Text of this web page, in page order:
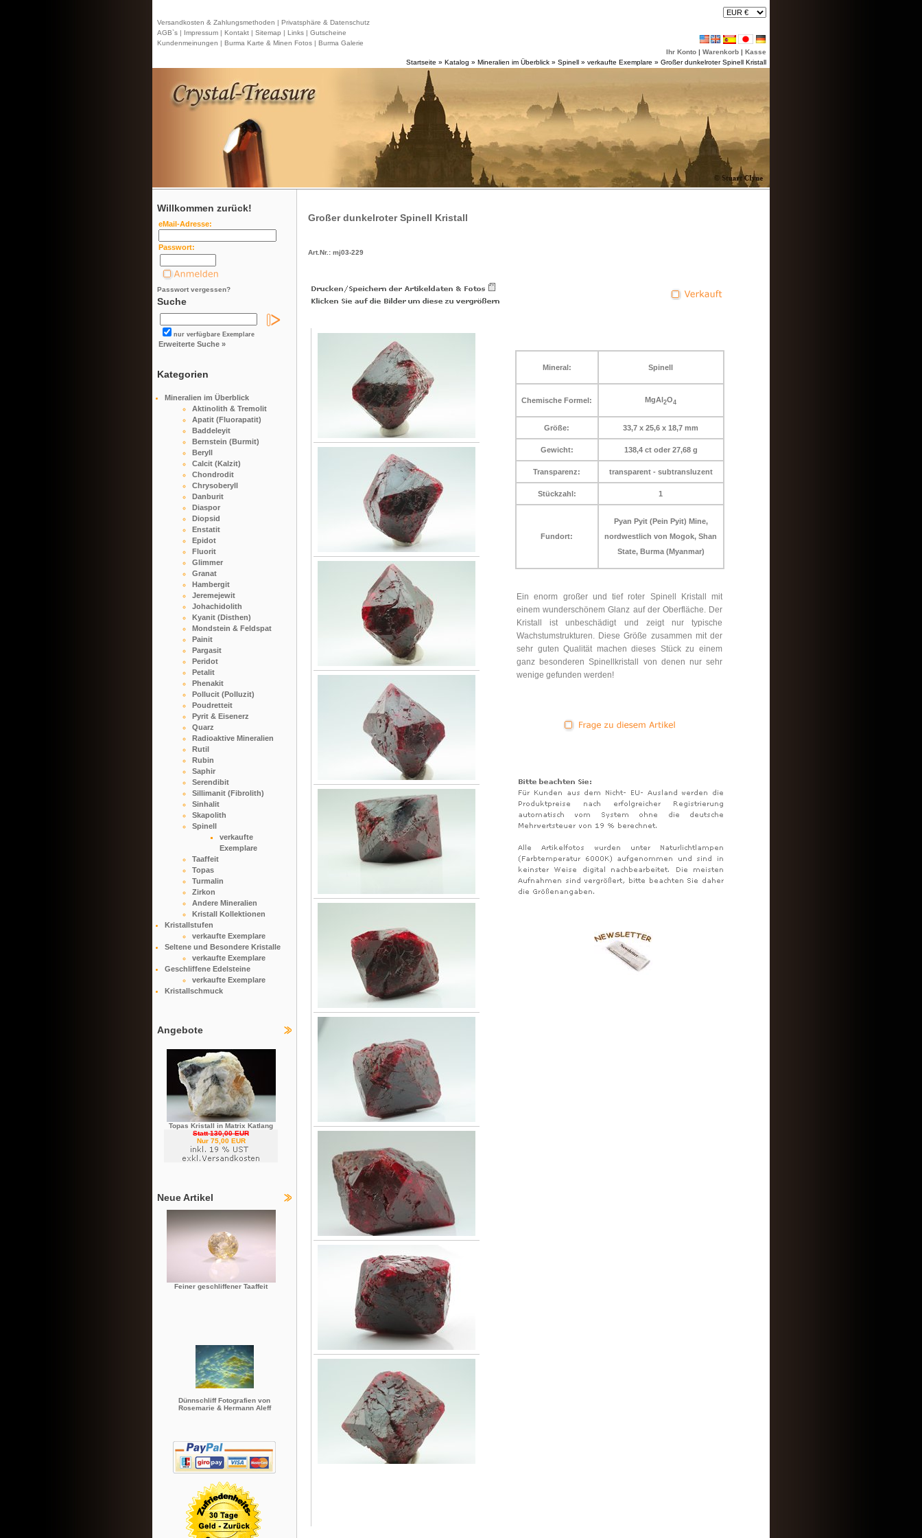
Versandkosten & Zahlungsmethoden | Privatsphäre & Datenschutz
AGB`s | Impressum | Kontakt | Sitemap | Links | Gutscheine
Kundenmeinungen | Burma Karte & Minen Fotos | Burma Galerie
Ihr Konto | Warenkorb | Kasse
Startseite » Katalog » Mineralien im Überblick » Spinell » verkaufte Exemplare » Großer dunkelroter Spinell Kristall
Willkommen zurück!
eMail-Adresse:
Passwort:
Passwort vergessen?
Suche
nur verfügbare Exemplare
Erweiterte Suche »
Kategorien
Mineralien im Überblick
Aktinolith & Tremolit
Apatit (Fluorapatit)
Baddeleyit
Bernstein (Burmit)
Beryll
Calcit (Kalzit)
Chondrodit
Chrysoberyll
Danburit
Diaspor
Diopsid
Enstatit
Epidot
Fluorit
Glimmer
Granat
Hambergit
Jeremejewit
Johachidolith
Kyanit (Disthen)
Mondstein & Feldspat
Painit
Pargasit
Peridot
Petalit
Phenakit
Pollucit (Polluzit)
Poudretteit
Pyrit & Eisenerz
Quarz
Radioaktive Mineralien
Rutil
Rubin
Saphir
Serendibit
Sillimanit (Fibrolith)
Sinhalit
Skapolith
Spinell
verkaufte
Exemplare
Taaffeit
Topas
Turmalin
Zirkon
Andere Mineralien
Kristall Kollektionen
Kristallstufen
verkaufte Exemplare
Seltene und Besondere Kristalle
verkaufte Exemplare
Geschliffene Edelsteine
verkaufte Exemplare
Kristallschmuck
Angebote
Topas Kristall in Matrix Katlang
Statt 130,00 EUR
Nur 75,00 EUR
Neue Artikel
Feiner geschliffener Taaffeit
Dünnschliff Fotografien von
Rosemarie & Hermann Aleff
Großer dunkelroter Spinell Kristall
Art.Nr.: mj03-229
Mineral: Spinell
Chemische Formel: MgAl2O4
Größe: 33,7 x 25,6 x 18,7 mm
Gewicht: 138,4 ct oder 27,68 g
Transparenz: transparent - subtransluzent
Stückzahl: 1
Fundort:
Pyan Pyit (Pein Pyit) Mine,
nordwestlich von Mogok, Shan
State, Burma (Myanmar)
Ein enorm großer und tief roter Spinell Kristall mit
einem wunderschönem Glanz auf der Oberfläche. Der
Kristall ist unbeschädigt und zeigt nur typische
Wachstumstrukturen. Diese Größe zusammen mit der
sehr guten Qualität machen dieses Stück zu einem
ganz besonderen Spinellkristall von denen nur sehr
wenige gefunden werden!